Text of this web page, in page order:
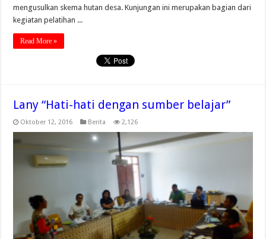
mengusulkan skema hutan desa. Kunjungan ini merupakan bagian dari
kegiatan pelatihan ...
Read More »
Lany “Hati-hati dengan sumber belajar”
Oktober 12, 2016 Berita 2,126